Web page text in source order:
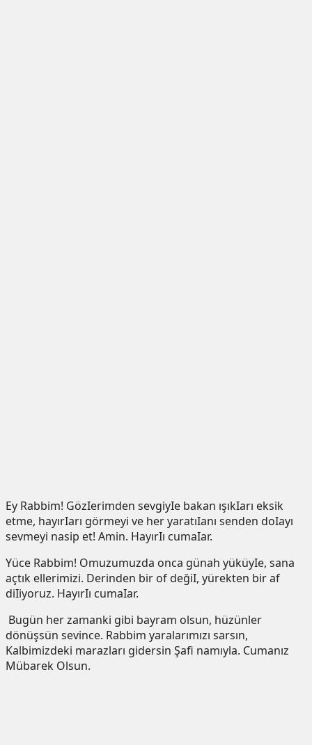
Ey Rabbim! GözIerimden sevgiyIe bakan ışıkIarı eksik
etme, hayırIarı görmeyi ve her yaratıIanı senden doIayı
sevmeyi nasip et! Amin. HayırIı cumaIar.
Yüce Rabbim! Omuzumuzda onca günah yüküyIe, sana
açtık ellerimizi. Derinden bir of değiI, yürekten bir af
diIiyoruz. HayırIı cumaIar.
Bugün her zamanki gibi bayram olsun, hüzünler
dönüşsün sevince. Rabbim yaralarımızı sarsın,
Kalbimizdeki marazları gidersin Şafi namıyla. Cumanız
Mübarek Olsun.